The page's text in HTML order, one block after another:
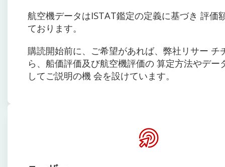
航空機データはISTAT鑑定の定義に基づき 評価
ております。
購読開始前に、ご希望があれば、弊社リサー チ
ら、船価評価及び航空機評価の 算定方法やデー
してご説明の機 会を設けています。